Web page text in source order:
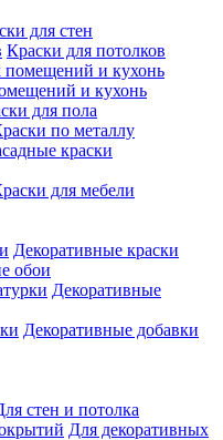
для стен
Краски для потолков
и кухонь
для пола
по металлу
краски
для мебели
Декоративные краски
обои
Декоративные
Декоративные добавки
стен и потолка
Для декоративных